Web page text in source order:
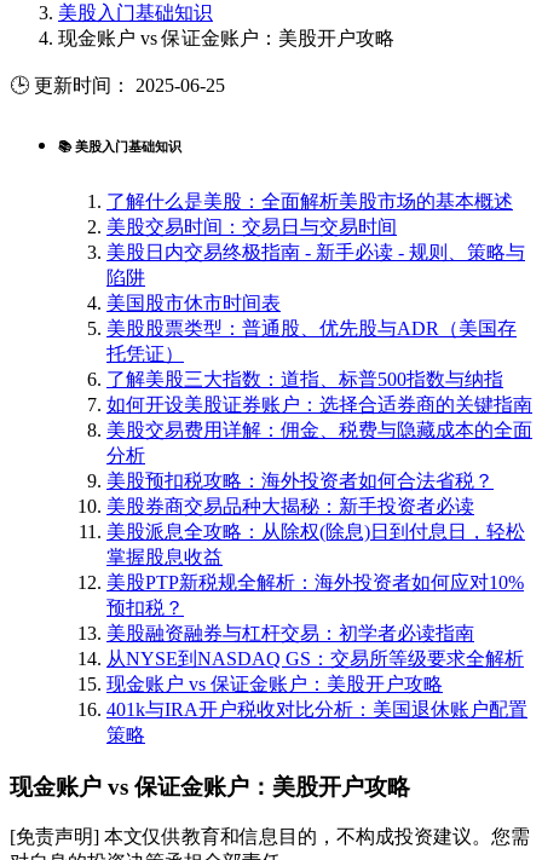
美股入门基础知识
现金账户 vs 保证金账户：美股开户攻略
🕒 更新时间： 2025-06-25
📚 美股入门基础知识
了解什么是美股：全面解析美股市场的基本概述
美股交易时间：交易日与交易时间
美股日内交易终极指南 - 新手必读 - 规则、策略与
陷阱
美国股市休市时间表
美股股票类型：普通股、优先股与ADR（美国存
托凭证）
了解美股三大指数：道指、标普500指数与纳指
如何开设美股证券账户：选择合适券商的关键指南
美股交易费用详解：佣金、税费与隐藏成本的全面
分析
美股预扣税攻略：海外投资者如何合法省税？
美股券商交易品种大揭秘：新手投资者必读
美股派息全攻略：从除权(除息)日到付息日，轻松
掌握股息收益
美股PTP新税规全解析：海外投资者如何应对10%
预扣税？
美股融资融券与杠杆交易：初学者必读指南
从NYSE到NASDAQ GS：交易所等级要求全解析
现金账户 vs 保证金账户：美股开户攻略
401k与IRA开户税收对比分析：美国退休账户配置
策略
现金账户 vs 保证金账户：美股开户攻略
[免责声明] 本文仅供教育和信息目的，不构成投资建议。您需